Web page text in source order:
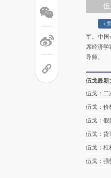
+
军。中
席经济
导师。
伍戈最新
伍戈：二
伍戈：价
伍戈：假
伍戈：货
伍戈：杠
伍戈：强